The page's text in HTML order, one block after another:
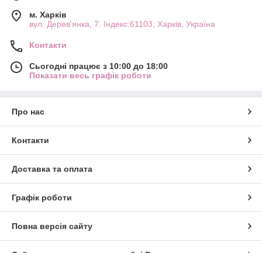
м. Харків
вул. Дерев'янка, 7. Індекс:61103, Харків, Україна
Контакти
Сьогодні працює з 10:00 до 18:00
Показати весь графік роботи
Про нас
Контакти
Доставка та оплата
Графік роботи
Повна версія сайту